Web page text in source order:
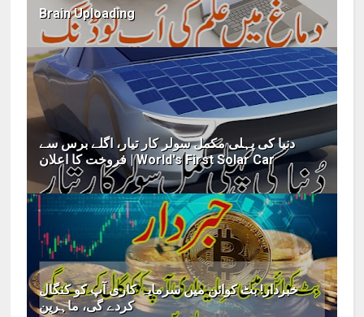
Brain Uploading
دنیا کی پہلی مکمل سولر کار تیار، اگلے برس سے
فروخت کا اعلان | World's First Solar Car
خبردار! بٹ کوائن میں سرمایہ کاری آپ کو کنگال
کردے گی، ماہرین